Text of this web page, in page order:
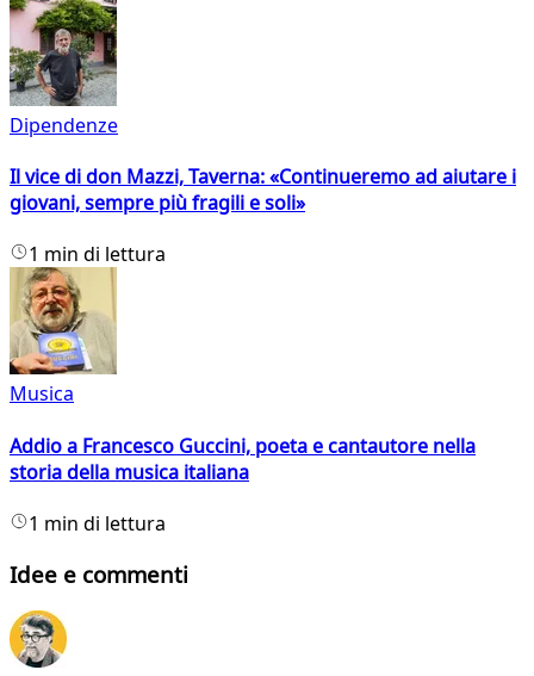
Dipendenze
Il vice di don Mazzi, Taverna: «Continueremo ad aiutare i
giovani, sempre più fragili e soli»
1 min di lettura
Musica
Addio a Francesco Guccini, poeta e cantautore nella
storia della musica italiana
1 min di lettura
Idee e commenti